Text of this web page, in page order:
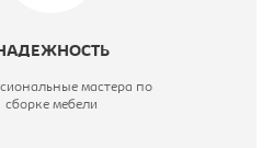
мастера по
сборке мебели